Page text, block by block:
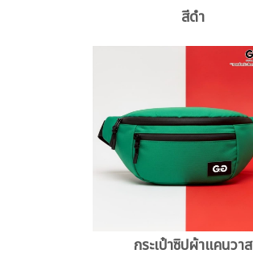
สีดำ
กระเป๋าซิปผ้าแคนวาส